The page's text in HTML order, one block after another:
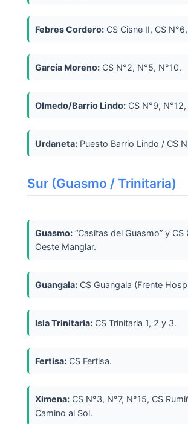
Febres Cordero: CS Cisne II, CS
García Moreno: CS N°2, N°5, N°10.
Olmedo/Barrio Lindo: CS N°9,
Urdaneta: Puesto Barrio Lindo / CS
Sur (Guasmo / Trinitaria)
Guasmo: “Casitas del Guasmo” y CS
Oeste Manglar.
Guangala: CS Guangala (Frente
Isla Trinitaria: CS Trinitaria 1, 2 y 3.
Fertisa: CS Fertisa.
Ximena: CS N°3, N°7, N°15, CS
Camino al Sol.